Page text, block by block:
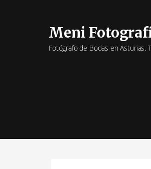
Meni
Fotógrafo de Bodas en Asturias.